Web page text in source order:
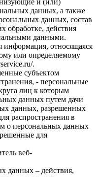
данных, а также
данных, состав
обработке, действия
данными.
относящаяся
или определяемому
.
субъектом
- персональные
лиц к которым
данных путем дачи
данных, разрешенных
распространения в
о персональных данных
для
веб-
данных – действия,